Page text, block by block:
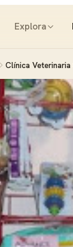
Explora
Clínica